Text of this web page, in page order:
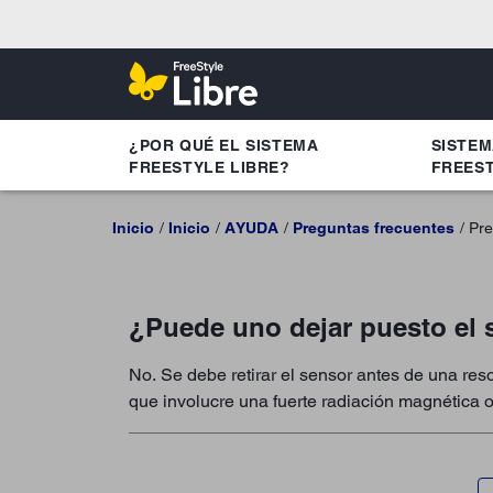
¿POR QUÉ EL SISTEMA
FREESTYLE LIBRE?
Inicio Inicio AYUDA Preguntas frecuentes
¿Puede uno dejar puesto el
No. Se debe retirar el sensor antes de una
que involucre una fuerte radiación magnética